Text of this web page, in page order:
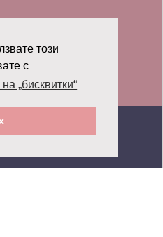
този
с
„бисквитки“
ни:
права запазени